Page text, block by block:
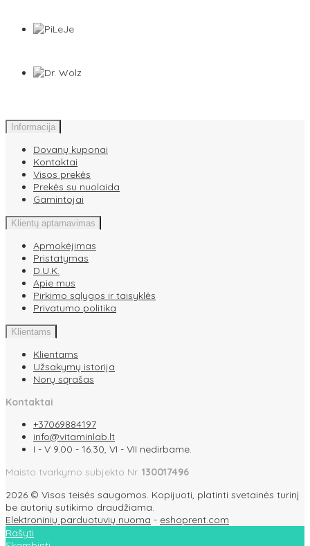
Informacija
Dovanų kuponai
Kontaktai
Visos prekės
Prekės su nuolaida
Gamintojai
Klientų aptarnavimas
Apmokėjimas
Pristatymas
D.U.K.
Apie mus
Pirkimo sąlygos ir taisyklės
Privatumo politika
Klientams
Klientams
Užsakymų istorija
Norų sąrašas
Kontaktai
+37069884197
info@vitaminlab.lt
I - V 9.00 - 16.30, VI - VII nedirbame.
Maisto tvarkymo subjekto Nr. 130017496
2026 © Visos teisės saugomos. Kopijuoti, platinti svetainės turinį
be autorių sutikimo draudžiama.
Elektroninių parduotuvių nuoma - eshoprent.com
Rašyti